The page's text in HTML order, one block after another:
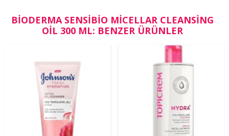
BIODERMA SENSIBIO MICELLAR CLEANSING
OIL 300 ML: BENZER ÜRÜNLER